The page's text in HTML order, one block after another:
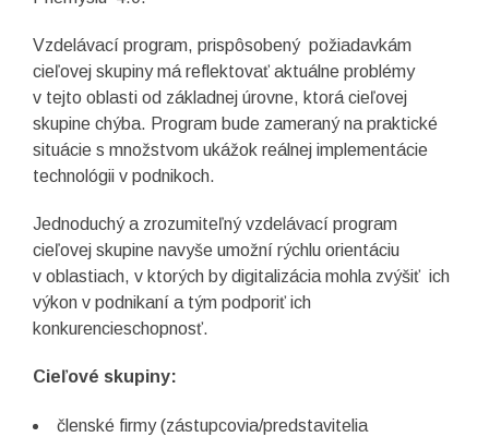
Vzdelávací program, prispôsobený požiadavkám
cieľovej skupiny má reflektovať aktuálne problémy
v tejto oblasti od základnej úrovne, ktorá cieľovej
skupine chýba. Program bude zameraný na praktické
situácie s množstvom ukážok reálnej implementácie
technológii v podnikoch.
Jednoduchý a zrozumiteľný vzdelávací program
cieľovej skupine navyše umožní rýchlu orientáciu
v oblastiach, v ktorých by digitalizácia mohla zvýšiť ich
výkon v podnikaní a tým podporiť ich
konkurencieschopnosť.
Cieľové skupiny:
členské firmy (zástupcovia/predstavitelia